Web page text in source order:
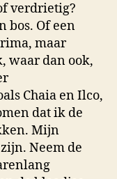
verdrietig?
bos. Of een
maar
waar dan ook,
Chaia en Ilco,
dat ik de
Mijn
Neem de